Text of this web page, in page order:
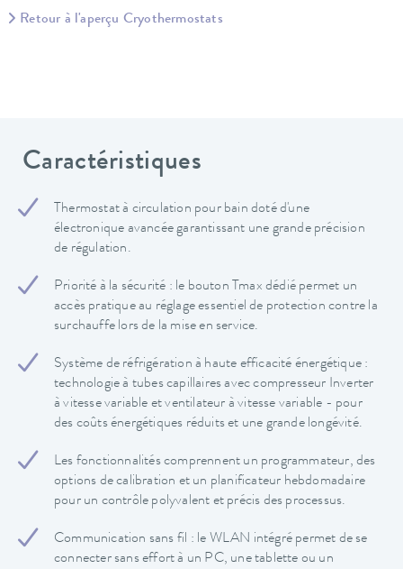
Retour à l'aperçu Cryothermostats
Caractéristiques
Thermostat à circulation pour bain doté d'une
électronique avancée garantissant une grande précision
de régulation.
Priorité à la sécurité : le bouton Tmax dédié permet un
accès pratique au réglage essentiel de protection contre la
surchauffe lors de la mise en service.
Système de réfrigération à haute efficacité énergétique :
technologie à tubes capillaires avec compresseur Inverter
à vitesse variable et ventilateur à vitesse variable - pour
des coûts énergétiques réduits et une grande longévité.
Les fonctionnalités comprennent un programmateur, des
options de calibration et un planificateur hebdomadaire
pour un contrôle polyvalent et précis des processus.
Communication sans fil : le WLAN intégré permet de se
connecter sans effort à un PC, une tablette ou un